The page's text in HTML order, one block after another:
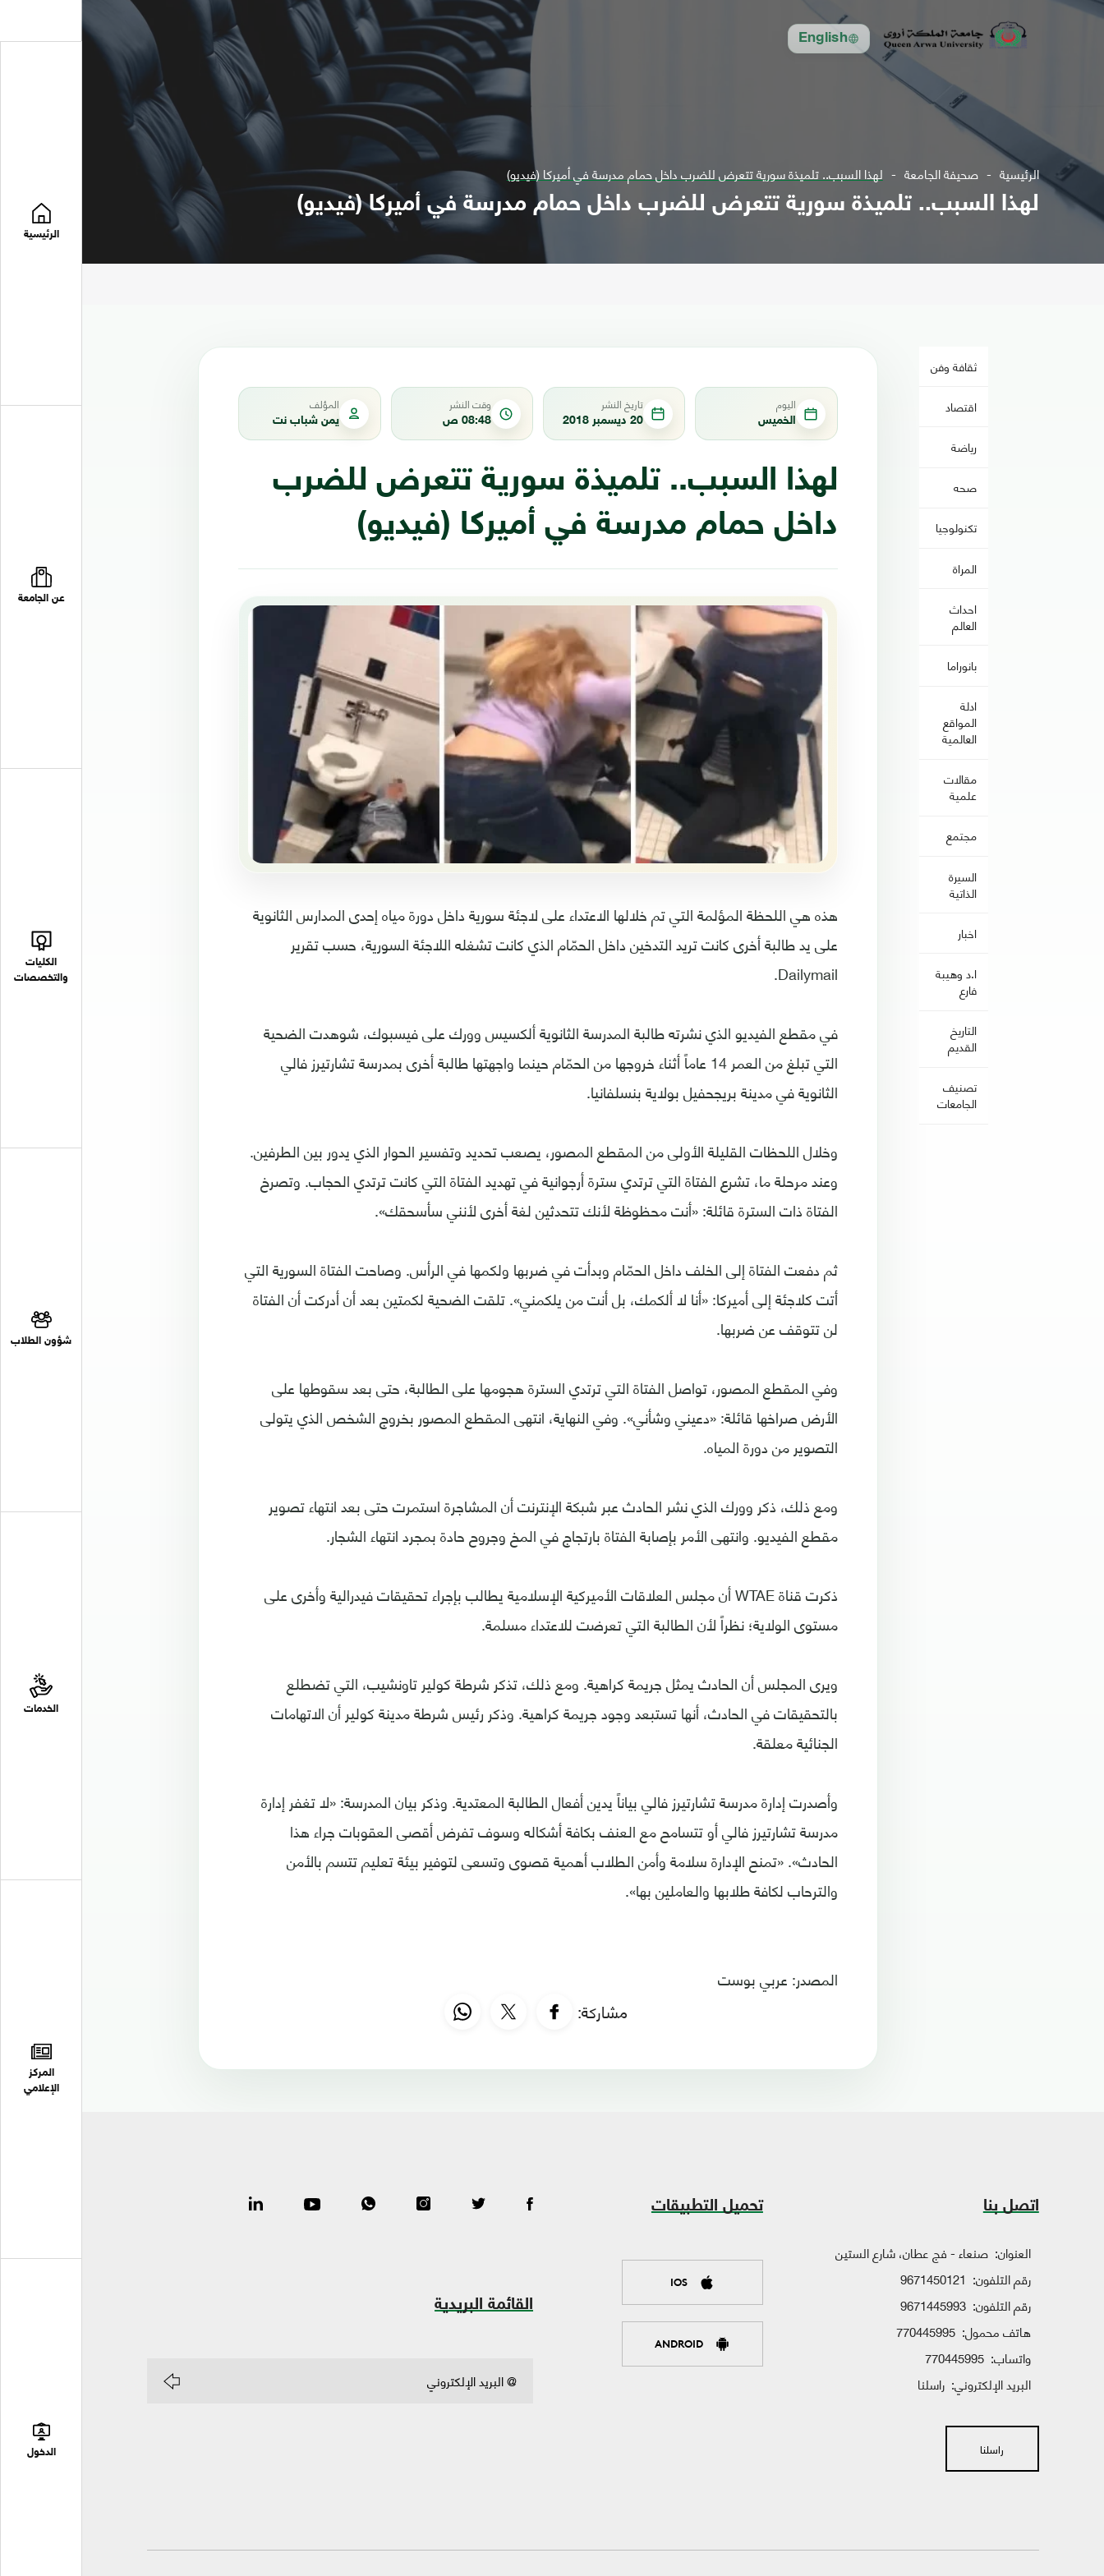
English
الرئيسية
عن الجامعة
الكليات
والتخصصات
شؤون الطلاب
الخدمات
المركز
الإعلامي
الدخول
الرئيسية صحيفة الجامعة لهذا السبب.. تلميذة سورية تتعرض للضرب داخل حمام مدرسة في أميركا (فيديو)
لهذا السبب.. تلميذة سورية تتعرض للضرب داخل حمام مدرسة في أميركا (فيديو)
ثقافة وفن
اقتصاد
رياضة
صحه
تكنولوجيا
المراة
احداث
العالم
بانوراما
ادلة
المواقع
العالمية
مقالات
علمية
مجتمع
السيرة
الذاتية
اخبار
ا.د وهيبة
فارع
التاريخ
القديم
تصنيف
الجامعات
اليوم
الخميس
تاريخ النشر
20 ديسمبر 2018
وقت النشر
08:48 ص
المؤلف
يمن شباب نت
لهذا السبب.. تلميذة سورية تتعرض للضرب
داخل حمام مدرسة في أميركا (فيديو)
هذه هي اللحظة المؤلمة التي تم خلالها الاعتداء على لاجئة سورية داخل دورة مياه إحدى المدارس الثانوية
على يد طالبة أخرى كانت تريد التدخين داخل الحمّام الذي كانت تشغله اللاجئة السورية، حسب تقرير
Dailymail.
في مقطع الفيديو الذي نشرته طالبة المدرسة الثانوية ألكسيس وورك على فيسبوك، شوهدت الضحية
التي تبلغ من العمر 14 عاماً أثناء خروجها من الحمّام حينما واجهتها طالبة أخرى بمدرسة تشارتيرز فالي
الثانوية في مدينة بريجحفيل بولاية بنسلفانيا.
وخلال اللحظات القليلة الأولى من المقطع المصور، يصعب تحديد وتفسير الحوار الذي يدور بين الطرفين.
وعند مرحلة ما، تشرع الفتاة التي ترتدي سترة أرجوانية في تهديد الفتاة التي كانت ترتدي الحجاب. وتصرخ
الفتاة ذات السترة قائلة: «أنت محظوظة لأنك تتحدثين لغة أخرى لأنني سأسحقك».
ثم دفعت الفتاة إلى الخلف داخل الحمّام وبدأت في ضربها ولكمها في الرأس. وصاحت الفتاة السورية التي
أتت كلاجئة إلى أميركا: «أنا لا ألكمك، بل أنت من يلكمني». تلقت الضحية لكمتين بعد أن أدركت أن الفتاة
لن تتوقف عن ضربها.
وفي المقطع المصور، تواصل الفتاة التي ترتدي السترة هجومها على الطالبة، حتى بعد سقوطها على
الأرض صراخها قائلة: «دعيني وشأني». وفي النهاية، انتهى المقطع المصور بخروج الشخص الذي يتولى
التصوير من دورة المياه.
ومع ذلك، ذكر وورك الذي نشر الحادث عبر شبكة الإنترنت أن المشاجرة استمرت حتى بعد انتهاء تصوير
مقطع الفيديو. وانتهى الأمر بإصابة الفتاة بارتجاج في المخ وجروح حادة بمجرد انتهاء الشجار.
ذكرت قناة WTAE أن مجلس العلاقات الأميركية الإسلامية يطالب بإجراء تحقيقات فيدرالية وأخرى على
مستوى الولاية؛ نظراً لأن الطالبة التي تعرضت للاعتداء مسلمة.
ويرى المجلس أن الحادث يمثل جريمة كراهية. ومع ذلك، تذكر شرطة كولير تاونشيب، التي تضطلع
بالتحقيقات في الحادث، أنها تستبعد وجود جريمة كراهية. وذكر رئيس شرطة مدينة كولير أن الاتهامات
الجنائية معلقة.
وأصدرت إدارة مدرسة تشارتيرز فالي بياناً يدين أفعال الطالبة المعتدية. وذكر بيان المدرسة: «لا تغفر إدارة
مدرسة تشارتيرز فالي أو تتسامح مع العنف بكافة أشكاله وسوف تفرض أقصى العقوبات جراء هذا
الحادث». «تمنح الإدارة سلامة وأمن الطلاب أهمية قصوى وتسعى لتوفير بيئة تعليم تتسم بالأمن
والترحاب لكافة طلابها والعاملين بها».
المصدر: عربي بوست
مشاركة:
اتصل بنا
العنوان: صنعاء - فج عطان، شارع الستين
رقم التلفون: 9671450121
رقم التلفون: 9671445993
هاتف محمول: 770445995
واتساب: 770445995
البريد الإلكتروني: راسلنا
راسلنا
تحميل التطبيقات
IOS
ANDROID
القائمة البريدية